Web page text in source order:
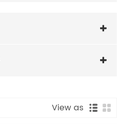
View as